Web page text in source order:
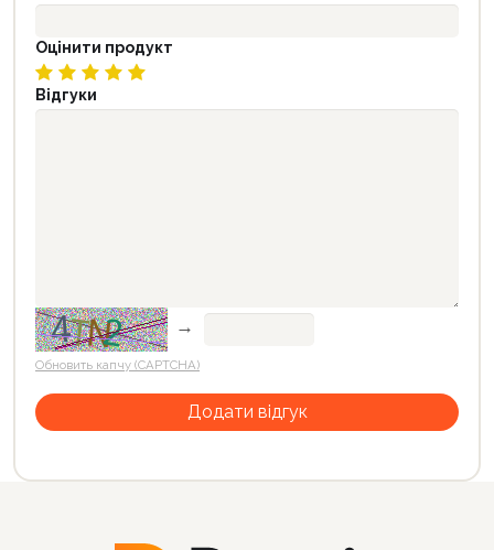
Оцінити продукт
Відгуки
→
Обновить капчу (CAPTCHA)